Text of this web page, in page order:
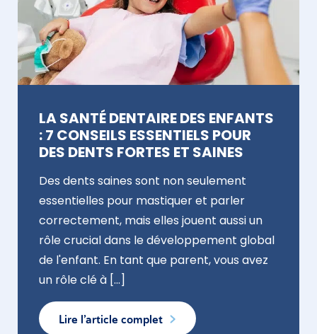
LA SANTÉ DENTAIRE DES ENFANTS
: 7 CONSEILS ESSENTIELS POUR
DES DENTS FORTES ET SAINES
Des dents saines sont non seulement
essentielles pour mastiquer et parler
correctement, mais elles jouent aussi un
rôle crucial dans le développement global
de l'enfant. En tant que parent, vous avez
un rôle clé à [...]
Lire l’article complet